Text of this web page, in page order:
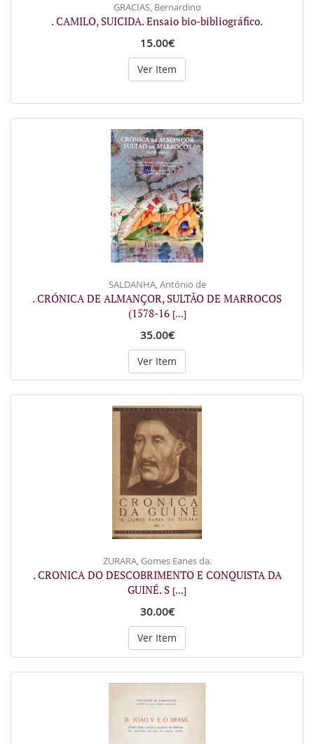
GRACIAS, Bernardino
. CAMILO, SUICIDA. Ensaio bio-bibliográfico.
15.00€
Ver Item
SALDANHA, António de
. CRÓNICA DE ALMANÇOR, SULTÃO DE MARROCOS
(1578-16 [...]
35.00€
Ver Item
ZURARA, Gomes Eanes da.
. CRONICA DO DESCOBRIMENTO E CONQUISTA DA
GUINÉ. S [...]
30.00€
Ver Item